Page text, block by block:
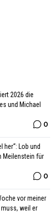
2026 die
und Michael
0
her“: Lob und
Meilenstein für
0
vor meiner
weil er